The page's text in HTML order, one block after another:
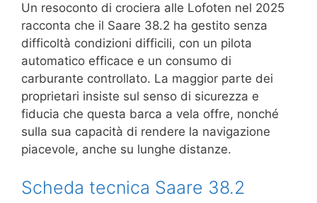
Un resoconto di crociera alle Lofoten nel 2025
racconta che il Saare 38.2 ha gestito senza
difficoltà condizioni difficili, con un pilota
automatico efficace e un consumo di
carburante controllato. La maggior parte dei
proprietari insiste sul senso di sicurezza e
fiducia che questa barca a vela offre, nonché
sulla sua capacità di rendere la navigazione
piacevole, anche su lunghe distanze.
Scheda tecnica Saare 38.2